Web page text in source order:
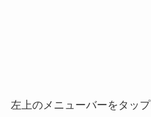
左上のメニューバーをタップ